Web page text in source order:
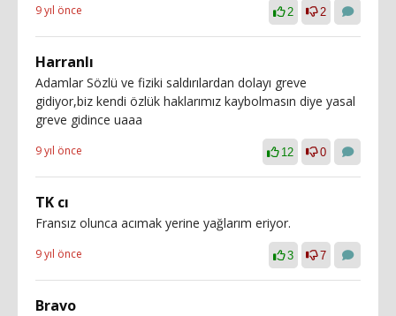
9 yıl önce 2 2
Harranlı
Adamlar Sözlü ve fiziki saldırılardan dolayı greve
gidiyor,biz kendi özlük haklarımız kaybolmasın diye yasal
greve gidince uaaa
9 yıl önce 12 0
TK cı
Fransız olunca acımak yerine yağlarım eriyor.
9 yıl önce 3 7
Bravo